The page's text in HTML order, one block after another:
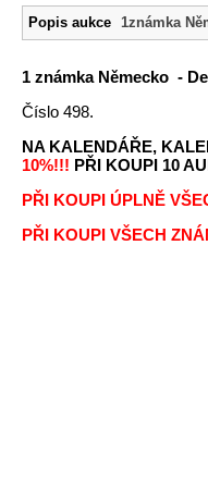
Popis aukce 1známka
1 známka Německo -
Číslo 498.
NA KALENDÁŘE,
10%!!! PŘI KOUPI 10
PŘI KOUPI ÚPLNĚ
PŘI KOUPI VŠECH